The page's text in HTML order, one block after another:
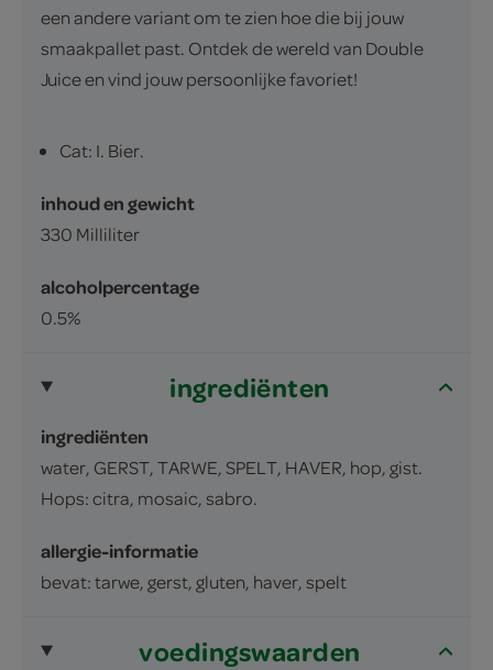
een andere variant om te zien hoe die bij jouw
smaakpallet past. Ontdek de wereld van Double
Juice en vind jouw persoonlijke favoriet!
Cat: I. Bier.
inhoud en gewicht
330 Milliliter
alcoholpercentage
0.5%
ingrediënten
ingrediënten
water, GERST, TARWE, SPELT, HAVER, hop, gist.
Hops: citra, mosaic, sabro.
allergie-informatie
bevat: tarwe, gerst, gluten, haver, spelt
voedingswaarden